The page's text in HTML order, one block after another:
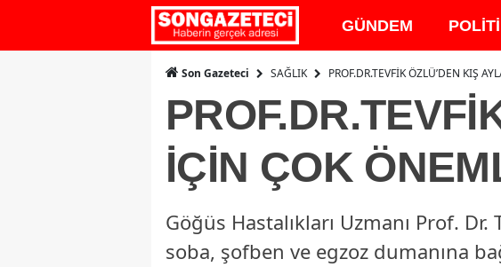
GÜNDEM
Son Gazeteci SAĞLIK PROF.DR.TEVFİK ÖZLÜ’DEN KIŞ
İÇİN ÇOK
Göğüs Hastalıkları Uzmanı Prof.
soba, şofben ve egzoz dumanına